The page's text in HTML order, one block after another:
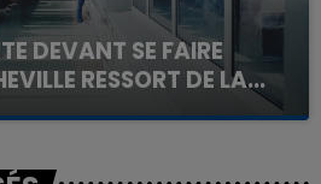
DEVANT SE FAIRE
RESSORT DE LA...
contre la clinique qui a